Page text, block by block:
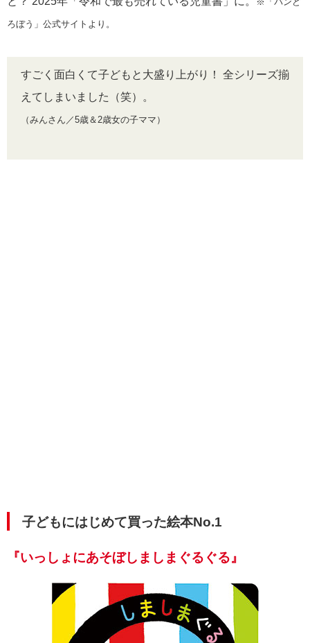
ろぼう」公式サイトより。
すごく面白くて子どもと大盛り上がり！ 全シリーズ揃
えてしまいました（笑）。
（みんさん／5歳＆2歳女の子ママ）
子どもにはじめて買った絵本No.1
『いっしょにあそぼしましまぐるぐる』